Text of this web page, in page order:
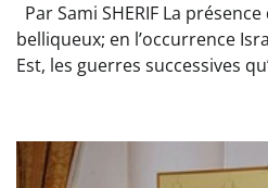
Par Sami SHERIF La
belliqueux; en l’occurrence
Est, les guerres successives